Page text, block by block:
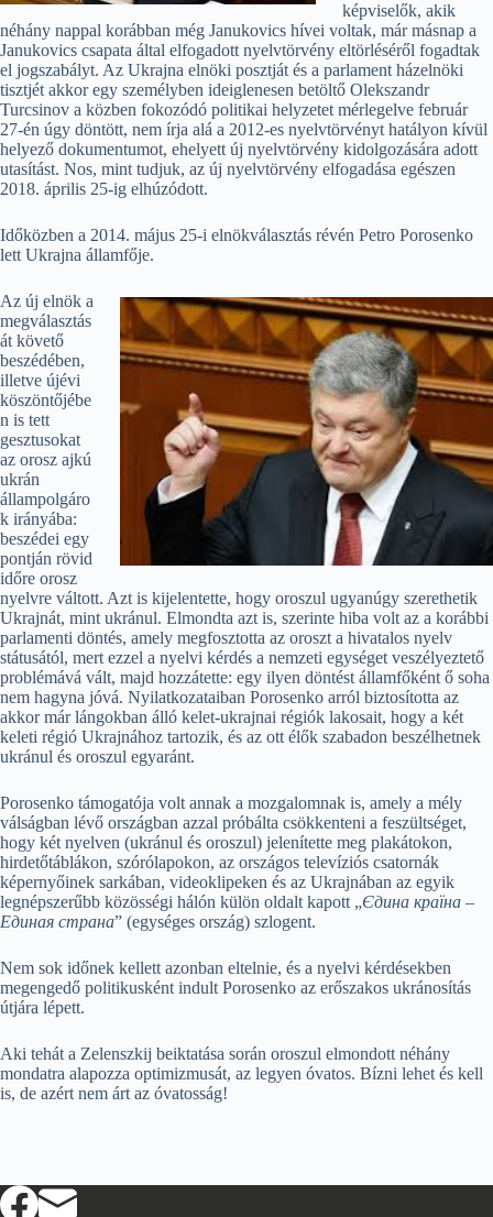
képviselők, akik
néhány nappal korábban még Janukovics hívei voltak, már másnap a
Janukovics csapata által elfogadott nyelvtörvény eltörléséről fogadtak
el jogszabályt. Az Ukrajna elnöki posztját és a parlament házelnöki
tisztjét akkor egy személyben ideiglenesen betöltő Olekszandr
Turcsinov a közben fokozódó politikai helyzetet mérlegelve február
27-én úgy döntött, nem írja alá a 2012-es nyelvtörvényt hatályon kívül
helyező dokumentumot, ehelyett új nyelvtörvény kidolgozására adott
utasítást. Nos, mint tudjuk, az új nyelvtörvény elfogadása egészen
2018. április 25-ig elhúzódott.
Időközben a 2014. május 25-i elnökválasztás révén Petro Porosenko
lett Ukrajna államfője.
Az új elnök a
megválasztás
át követő
beszédében,
illetve újévi
köszöntőjébe
n is tett
gesztusokat
az orosz ajkú
ukrán
állampolgáro
k irányába:
beszédei egy
pontján rövid
időre orosz
nyelvre váltott. Azt is kijelentette, hogy oroszul ugyanúgy szerethetik
Ukrajnát, mint ukránul. Elmondta azt is, szerinte hiba volt az a korábbi
parlamenti döntés, amely megfosztotta az oroszt a hivatalos nyelv
státusától, mert ezzel a nyelvi kérdés a nemzeti egységet veszélyeztető
problémává vált, majd hozzátette: egy ilyen döntést államfőként ő soha
nem hagyna jóvá. Nyilatkozataiban Porosenko arról biztosította az
akkor már lángokban álló kelet-ukrajnai régiók lakosait, hogy a két
keleti régió Ukrajnához tartozik, és az ott élők szabadon beszélhetnek
ukránul és oroszul egyaránt.
Porosenko támogatója volt annak a mozgalomnak is, amely a mély
válságban lévő országban azzal próbálta csökkenteni a feszültséget,
hogy két nyelven (ukránul és oroszul) jelenítette meg plakátokon,
hirdetőtáblákon, szórólapokon, az országos televíziós csatornák
képernyőinek sarkában, videoklipeken és az Ukrajnában az egyik
legnépszerűbb közösségi hálón külön oldalt kapott „Єдина країна –
Единая страна” (egységes ország) szlogent.
Nem sok időnek kellett azonban eltelnie, és a nyelvi kérdésekben
megengedő politikusként indult Porosenko az erőszakos ukránosítás
útjára lépett.
Aki tehát a Zelenszkij beiktatása során oroszul elmondott néhány
mondatra alapozza optimizmusát, az legyen óvatos. Bízni lehet és kell
is, de azért nem árt az óvatosság!